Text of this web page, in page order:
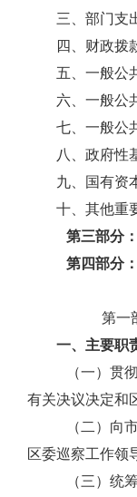
三、部门支
四、财政拨
五、一般公
六、一般公
七、一般公
八、政府性
九、国有资
十、其他重
第三部分
第四部分
第一
一、主要职
（一）贯
有关决议决定和
（二）向
区委巡察工作领
（三）统